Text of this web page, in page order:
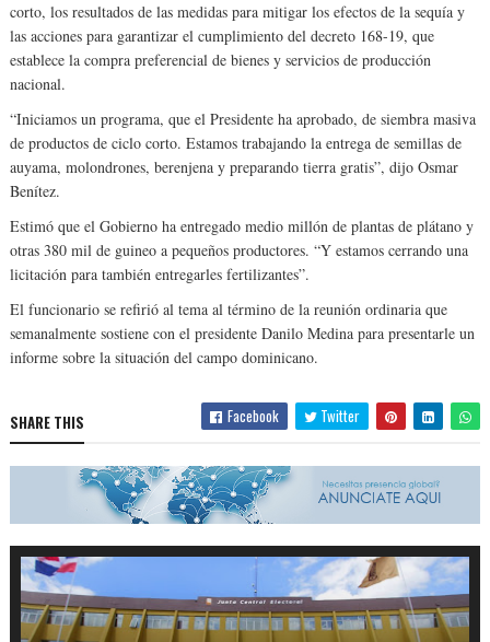
corto, los resultados de las medidas para mitigar los efectos de la sequía y
las acciones para garantizar el cumplimiento del decreto 168-19, que
establece la compra preferencial de bienes y servicios de producción
nacional.
“Iniciamos un programa, que el Presidente ha aprobado, de siembra masiva
de productos de ciclo corto. Estamos trabajando la entrega de semillas de
auyama, molondrones, berenjena y preparando tierra gratis”, dijo Osmar
Benítez.
Estimó que el Gobierno ha entregado medio millón de plantas de plátano y
otras 380 mil de guineo a pequeños productores. “Y estamos cerrando una
licitación para también entregarles fertilizantes”.
El funcionario se refirió al tema al término de la reunión ordinaria que
semanalmente sostiene con el presidente Danilo Medina para presentarle un
informe sobre la situación del campo dominicano.
SHARE THIS Facebook Twitter